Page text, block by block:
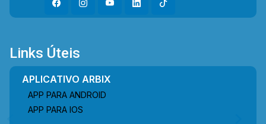
Links Úteis
APLICATIVO ARBIX
APP PARA ANDROID
APP PARA IOS